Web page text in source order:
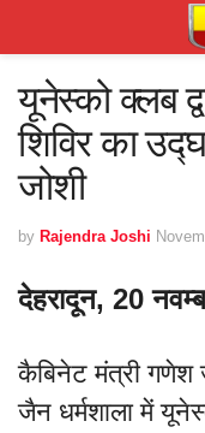
यूनेस्को क्लब
शिविर का
जोशी
by Rajendra Joshi
देहरादून, 20
कैबिनेट मंत्री गणेश
जैन धर्मशाला में